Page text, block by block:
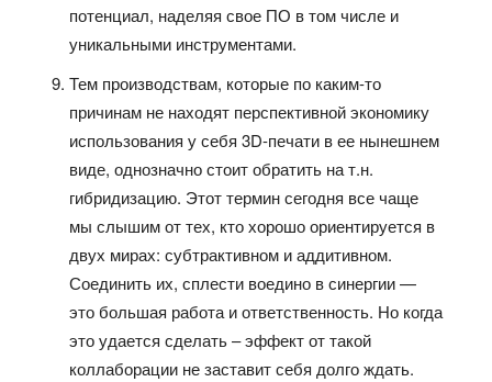
потенциал, наделяя свое ПО в том числе и
уникальными инструментами.
Тем производствам, которые по каким-то
причинам не находят перспективной экономику
использования у себя 3D-печати в ее нынешнем
виде, однозначно стоит обратить на т.н.
гибридизацию. Этот термин сегодня все чаще
мы слышим от тех, кто хорошо ориентируется в
двух мирах: субтрактивном и аддитивном.
Соединить их, сплести воедино в синергии —
это большая работа и ответственность. Но когда
это удается сделать – эффект от такой
коллаборации не заставит себя долго ждать.